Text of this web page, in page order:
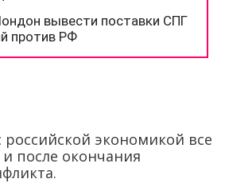
российской экономикой все
после окончания